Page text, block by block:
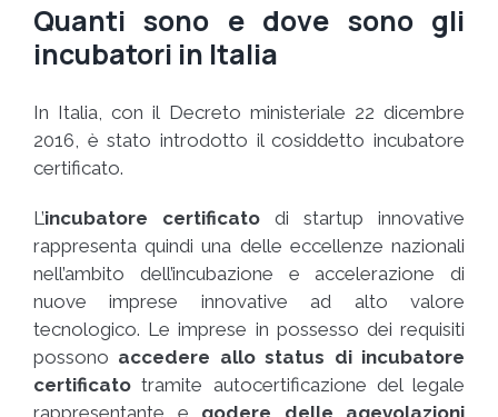
Quanti sono e dove sono gli
incubatori in Italia
In Italia, con il Decreto ministeriale 22 dicembre
2016, è stato introdotto il cosiddetto incubatore
certificato.
L’incubatore certificato di startup innovative
rappresenta quindi una delle eccellenze nazionali
nell’ambito dell’incubazione e accelerazione di
nuove imprese innovative ad alto valore
tecnologico. Le imprese in possesso dei requisiti
possono accedere allo status di incubatore
certificato tramite autocertificazione del legale